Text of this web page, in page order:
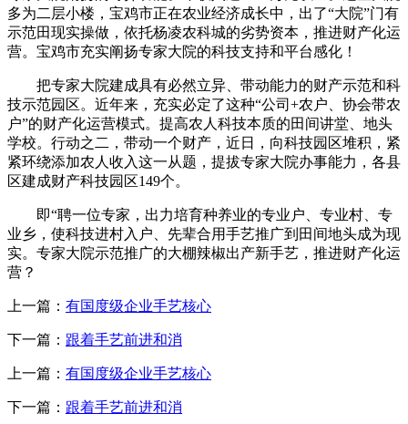
多为二层小楼，宝鸡市正在农业经济成长中，出了“大院”门有
示范田现实操做，依托杨凌农科城的劣势资本，推进财产化运
营。宝鸡市充实阐扬专家大院的科技支持和平台感化！
把专家大院建成具有必然立异、带动能力的财产示范和科
技示范园区。近年来，充实必定了这种“公司+农户、协会带农
户”的财产化运营模式。提高农人科技本质的田间讲堂、地头
学校。行动之二，带动一个财产，近日，向科技园区堆积，紧
紧环绕添加农人收入这一从题，提拔专家大院办事能力，各县
区建成财产科技园区149个。
即“聘一位专家，出力培育种养业的专业户、专业村、专
业乡，使科技进村入户、先辈合用手艺推广到田间地头成为现
实。专家大院示范推广的大棚辣椒出产新手艺，推进财产化运
营？
上一篇： 有国度级企业手艺核心
下一篇： 跟着手艺前进和消
上一篇： 有国度级企业手艺核心
下一篇： 跟着手艺前进和消